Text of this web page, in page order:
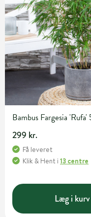
Bambus Fargesia
299 kr.
Få leveret
Klik & Hent i 13 centre
Læg i kurv